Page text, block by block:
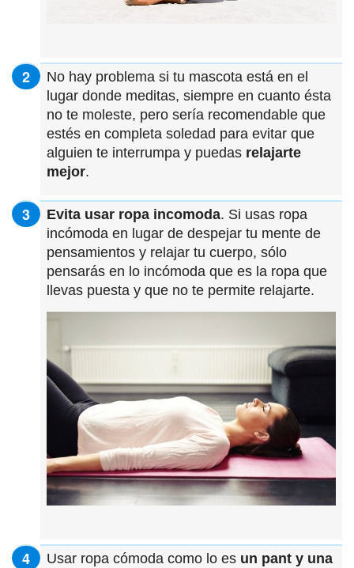
No hay problema si tu mascota está en el
lugar donde meditas, siempre en cuanto ésta
no te moleste, pero sería recomendable que
estés en completa soledad para evitar que
alguien te interrumpa y puedas relajarte
mejor.
Evita usar ropa incomoda. Si usas ropa
incómoda en lugar de despejar tu mente de
pensamientos y relajar tu cuerpo, sólo
pensarás en lo incómoda que es la ropa que
llevas puesta y que no te permite relajarte.
Usar ropa cómoda como lo es un pant y una